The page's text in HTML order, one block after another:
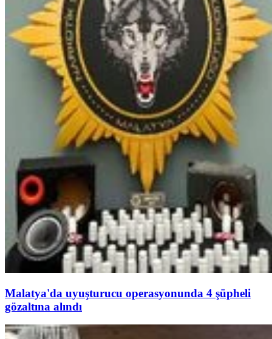
Malatya'da uyuşturucu operasyonunda 4 şüpheli
gözaltına alındı